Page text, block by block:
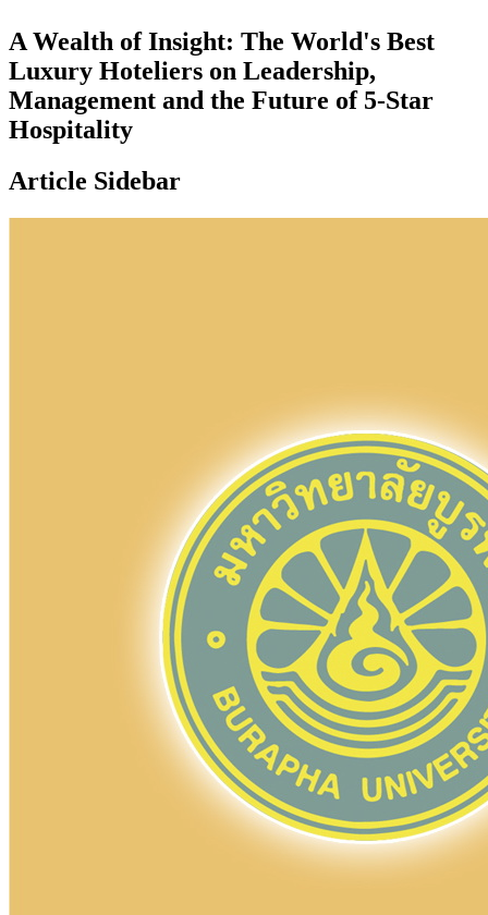
A Wealth of Insight: The World's Best
Luxury Hoteliers on Leadership,
Management and the Future of 5-Star
Hospitality
Article Sidebar